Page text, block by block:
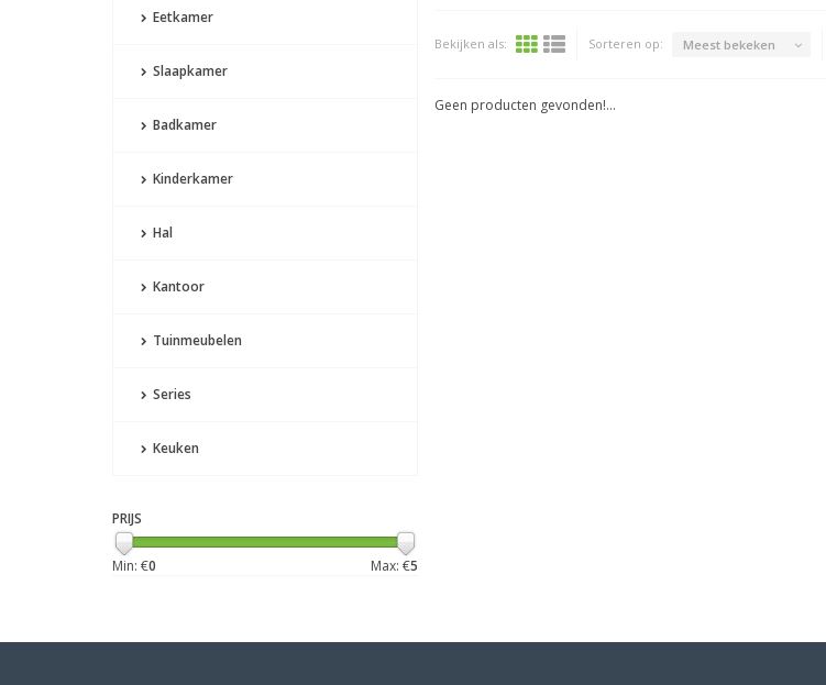
Eetkamer
Slaapkamer
Badkamer
Kinderkamer
Hal
Kantoor
Tuinmeubelen
Series
Keuken
PRIJS
Min: €0 Max: €5
Bekijken als: Sorteren op: Meest bekeken
Geen producten gevonden!...